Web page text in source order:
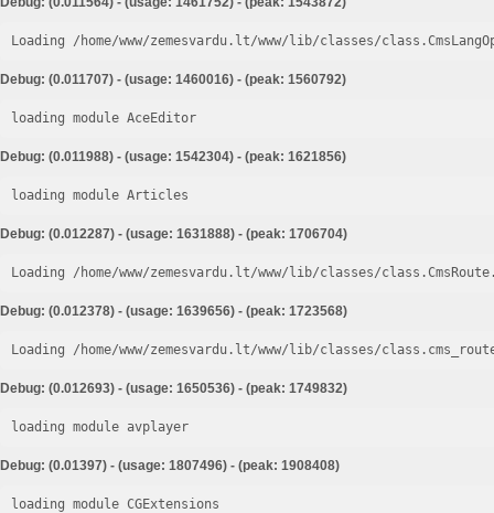
Loading /home/www/zemesvardu.lt/www/lib/classes/
Debug: (0.011707) - (usage: 1460016) - (peak: 1560792)
loading module AceEditor
Debug: (0.011988) - (usage: 1542304) - (peak: 1621856)
loading module Articles
Debug: (0.012287) - (usage: 1631888) - (peak: 1706704)
Loading /home/www/zemesvardu.lt/www/lib/classes/
Debug: (0.012378) - (usage: 1639656) - (peak: 1723568)
Loading /home/www/zemesvardu.lt/www/lib/classes/
Debug: (0.012693) - (usage: 1650536) - (peak: 1749832)
loading module avplayer
Debug: (0.01397) - (usage: 1807496) - (peak: 1908408)
loading module CGExtensions